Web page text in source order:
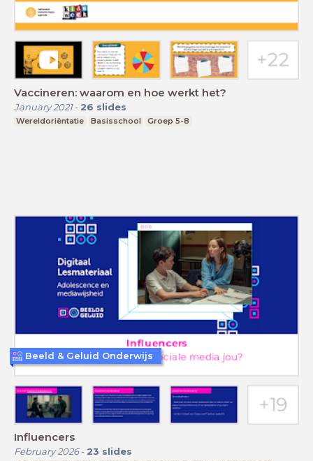
Vaccineren: waarom en hoe werkt het?
January 2021- 26 slides
Wereldoriëntatie Basisschool Groep 5-8
Influencers
February 2026- 23 slides
Beeld & Geluid Onderwijs